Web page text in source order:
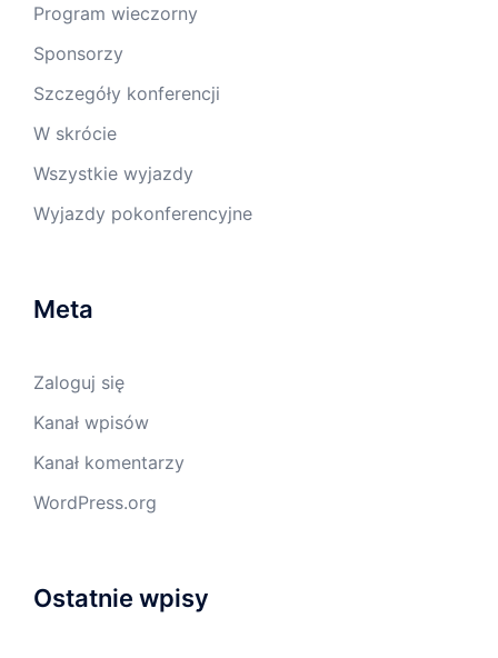
Program wieczorny
Sponsorzy
Szczegóły konferencji
W skrócie
Wszystkie wyjazdy
Wyjazdy pokonferencyjne
Meta
Zaloguj się
Kanał wpisów
Kanał komentarzy
WordPress.org
Ostatnie wpisy